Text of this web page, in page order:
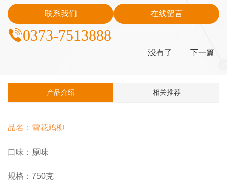
联系我们 在线留言
0373-7513888
没有了 下一篇
产品介绍 相关推荐
品名：雪花鸡柳
口味：原味
规格：750克